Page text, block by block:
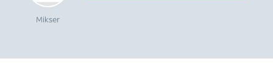
Mikser